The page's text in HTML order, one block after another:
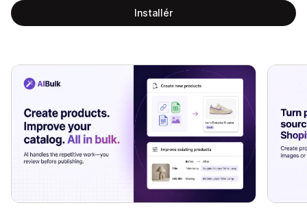
Installér